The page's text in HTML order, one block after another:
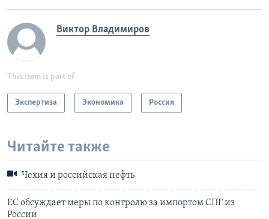
Виктор Владимиров
This item is part of
Экспертиза Экономика Россия
Читайте также
Чехия и российская нефть
ЕС обсуждает меры по контролю за импортом СПГ из
России